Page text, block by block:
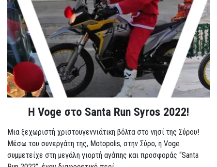
Η Voge στο Santa Run Syros 2022!
Μια ξεχωριστή χριστουγεννιάτικη βόλτα στο νησί της Σύρου!
Μέσω του συνεργάτη της, Motopolis, στην Σύρο, η Voge
συμμετείχε στη μεγάλη γιορτή αγάπης και προσφοράς “Santa